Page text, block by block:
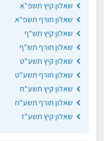
שאלון קיץ תשפ"א
שאלון חורף תשפ"א
שאלון קיץ תש"ף
שאלון חורף תש"ף
שאלון קיץ תשע"ט
שאלון חורף תשע"ט
שאלון קיץ תשע"ח
שאלון חורף תשע"ח
שאלון קיץ תשע"ז